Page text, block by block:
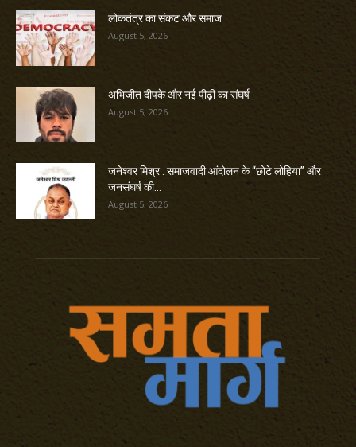
लोकतंत्र का संकट और समाज
August 5, 2026
अभिजीत दीपके और नई पीढ़ी का संघर्ष
August 5, 2026
जनेश्वर मिश्र : समाजवादी आंदोलन के “छोटे लोहिया” और
जनसंघर्ष की...
August 5, 2026